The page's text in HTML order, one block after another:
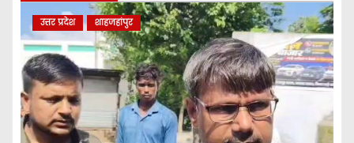
उत्तर प्रदेश शाहजहांपुर